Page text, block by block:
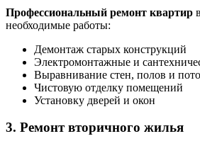
Профессиональный ремонт квартир
необходимые работы:
Демонтаж старых конструкций
Электромонтажные и
Выравнивание стен, полов и
Чистовую отделку помещений
Установку дверей и окон
3. Ремонт вторичного жилья